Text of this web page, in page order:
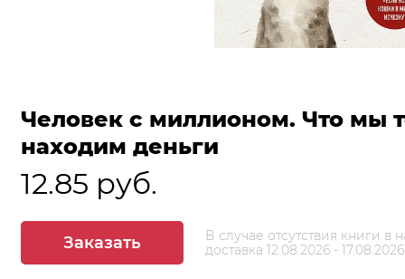
Человек с миллионом. Что мы
находим деньги
12.85 руб.
Заказать
В случае отсутствия книги в
доставка 12.08.2026 - 17.08.2026